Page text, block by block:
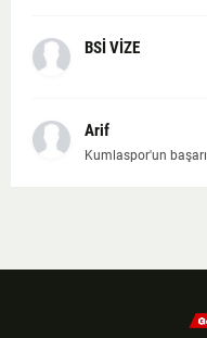
BSİ VİZE
Arif
Kumlaspor'un